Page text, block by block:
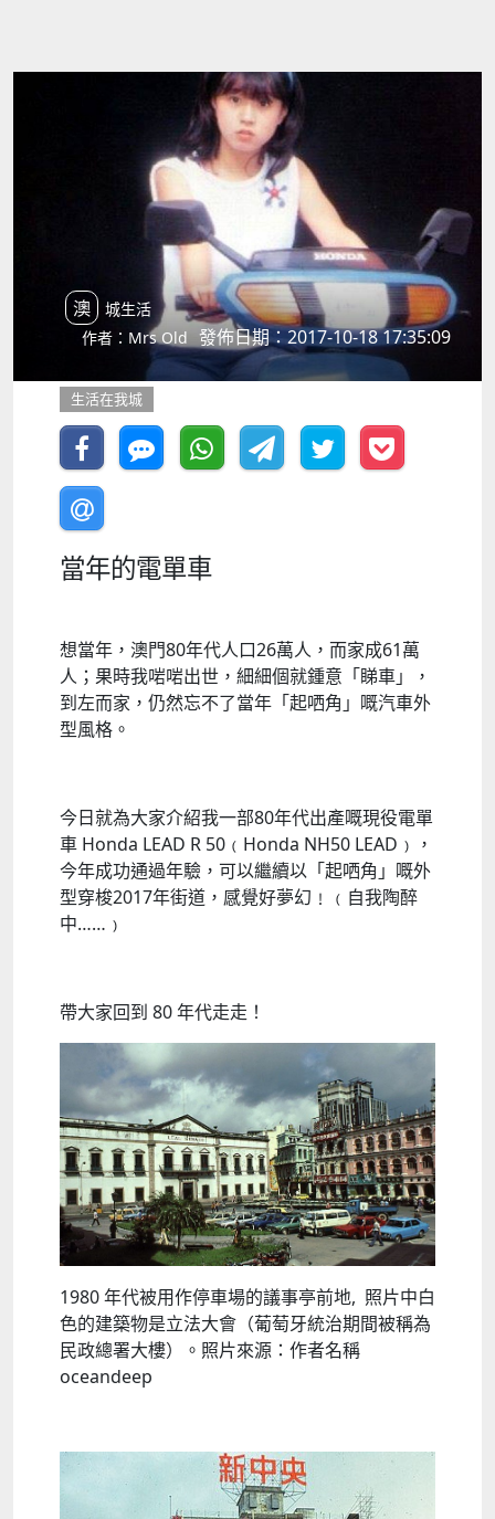
澳城生活
作者：Mrs Old 發佈日期：2017-10-18 17:35:09
生活在我城
當年的電單車
想當年，澳門80年代人口26萬人，而家成61萬
人；果時我啱啱出世，細細個就鍾意「睇車」，
到左而家，仍然忘不了當年「起哂角」嘅汽車外
型風格。
今日就為大家介紹我一部80年代出產嘅現役電單
車 Honda LEAD R 50﹙Honda NH50 LEAD﹚，
今年成功通過年驗，可以繼續以「起哂角」嘅外
型穿梭2017年街道，感覺好夢幻﹗﹙自我陶醉
中……﹚
帶大家回到 80 年代走走！
1980 年代被用作停車場的議事亭前地, 照片中白
色的建築物是立法大會（葡萄牙統治期間被稱為
民政總署大樓）。照片來源：作者名稱
oceandeep